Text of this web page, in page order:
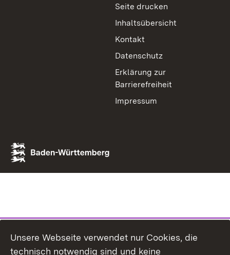
Seite drucken
Inhaltsübersicht
Kontakt
Datenschutz
Erklärung zur
Barrierefreiheit
Impressum
Unsere Webseite verwendet nur Cookies, die
technisch notwendig sind und keine